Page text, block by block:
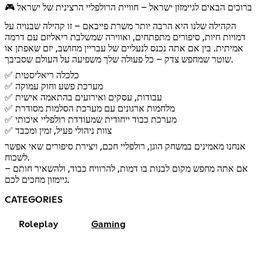
🎮 ברוכים הבאים לגיימזון ישראל – חוויית הרולפליי הרצינית של ישראל
הקהילה שלנו היא הרבה יותר משרת פייבאם – זו קהילה שבנויה על
דמויות חיות, סיפורים מתפתחים, ואווירה שמשלבת ריאליזם עם דרמה
אמיתית. בין אם אתה נכנס לנעליים של עבריין מחושב, יזם שאפתן או
שוטר שמחפש צדק – כל פעולה שלך משפיעה על העולם שסביבך.
✅ כלכלה ריאליסטית
✅ מערכת פשע וחוק עמוקה
✅ עבודות, עסקים ואירועים בהתאמה אישית
✅ מלחמות ארגונים עם מערכת הסלמות מסודרת
✅ מערכת כבוד ייחודית שמעודדת רולפליי איכותי
✅ צוות ניהולי פעיל, זמין ומכבד
אנחנו מאמינים במשחק הוגן, רולפליי חכם, ויצירת סיפורים שאי אפשר
לשכוח.
אם אתה מחפש מקום לבנות בו דמות, להרוויח כבוד, ולהשאיר חותם –
גיימזון מחכים לכם.
CATEGORIES
Roleplay Gaming